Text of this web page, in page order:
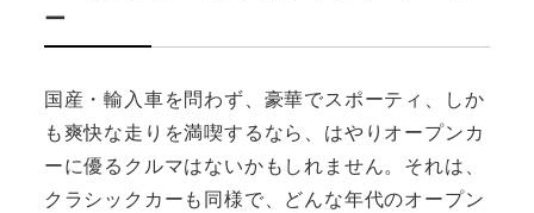
ー
国産・輸入車を問わず、豪華でスポーティ、しか
も爽快な走りを満喫するなら、はやりオープンカ
ーに優るクルマはないかもしれません。それは、
クラシックカーも同様で、どんな年代のオープン